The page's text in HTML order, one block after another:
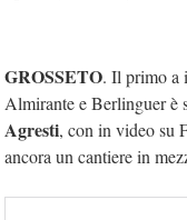
GROSSETO. Il primo a
Almirante e Berlinguer è
Agresti, con in video su
ancora un cantiere in